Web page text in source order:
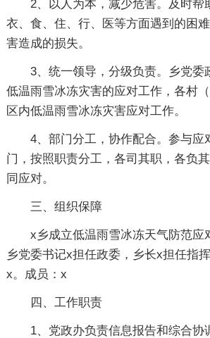
2、以人为本，减少危害。及时帮
衣、食、住、行、医等方面遇到的困
害造成的损失。
3、统一领导，分级负责。乡党委
低温雨雪冰冻灾害的应对工作，各村
区内低温雨雪冰冻灾害应对工作。
4、部门分工，协作配合。参与应
门，按照职责分工，各司其职，各负
同应对。
三、组织保障
x乡成立低温雨雪冰冻天气防范应
乡党委书记x担任政委，乡长x担任指
x。成员：x
四、工作职责
1、党政办负责信息报告和综合协